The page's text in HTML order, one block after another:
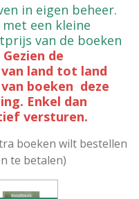
in eigen beheer.
een kleine
van de boeken
Gezien de
land tot land
boeken deze
Enkel dan
versturen.
boeken wilt bestellen
te betalen)